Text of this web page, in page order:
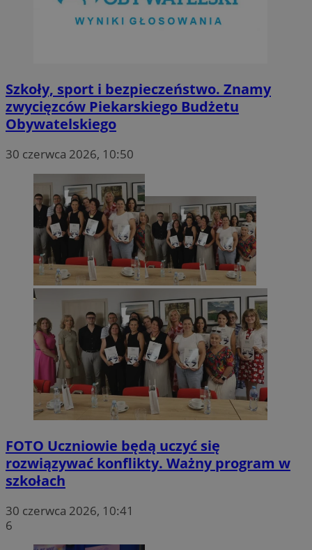
Szkoły, sport i bezpieczeństwo. Znamy
zwycięzców Piekarskiego Budżetu
Obywatelskiego
30 czerwca 2026, 10:50
FOTO Uczniowie będą uczyć się
rozwiązywać konflikty. Ważny program w
szkołach
30 czerwca 2026, 10:41
6